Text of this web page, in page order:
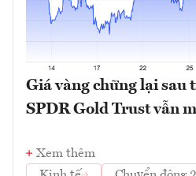
Giá vàng chững lại sau
SPDR Gold Trust vẫn
Xem thêm